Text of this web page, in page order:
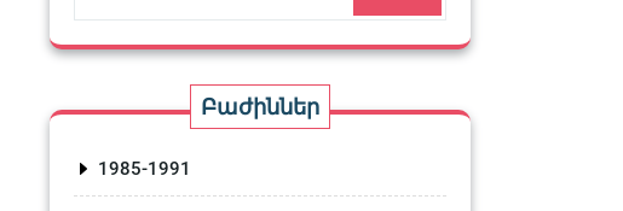
Բաժիններ
1985-1991